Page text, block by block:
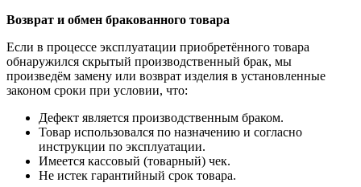
Возврат и обмен бракованного товара
Если в процессе эксплуатации приобретённого товара
обнаружился скрытый производственный брак, мы
произведём замену или возврат изделия в установленные
законом сроки при условии, что:
Дефект является производственным браком.
Товар использовался по назначению и согласно
инструкции по эксплуатации.
Имеется кассовый (товарный) чек.
Не истек гарантийный срок товара.